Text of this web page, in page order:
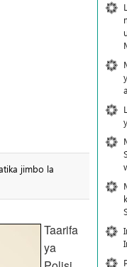
jimbo la
Taarifa
ya